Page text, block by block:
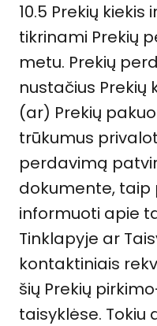
10.5 Prekių
tikrinami Prekių
metu. Prekių
nustačius Prekių
(ar) Prekių
trūkumus
perdavimą
dokumente,
informuoti apie
Tinklapyje ar
kontaktiniais
šių Prekių
taisyklėse. Tokiu